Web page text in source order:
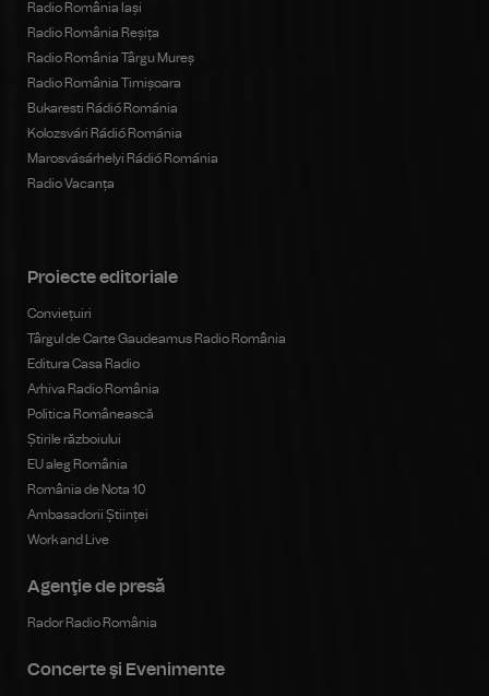
Radio România Iași
Radio România Reșița
Radio România Târgu Mureș
Radio România Timișoara
Bukaresti Rádió Románia
Kolozsvári Rádió Románia
Marosvásárhelyi Rádió Románia
Radio Vacanța
Proiecte editoriale
Conviețuiri
Târgul de Carte Gaudeamus Radio România
Editura Casa Radio
Arhiva Radio România
Politica Românească
Știrile războiului
EU aleg România
România de Nota 10
Ambasadorii Științei
Work and Live
Agenţie de presă
Rador Radio România
Concerte şi Evenimente